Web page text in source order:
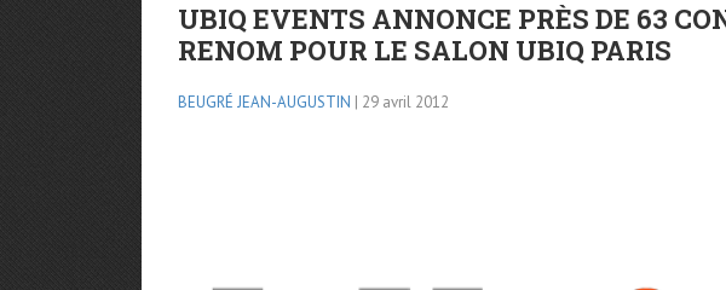
UBIQ EVENTS ANNONCE PRÈS DE 63
RENOM POUR LE SALON UBIQ PARIS
BEUGRÉ JEAN-AUGUSTIN | 29 avril 2012